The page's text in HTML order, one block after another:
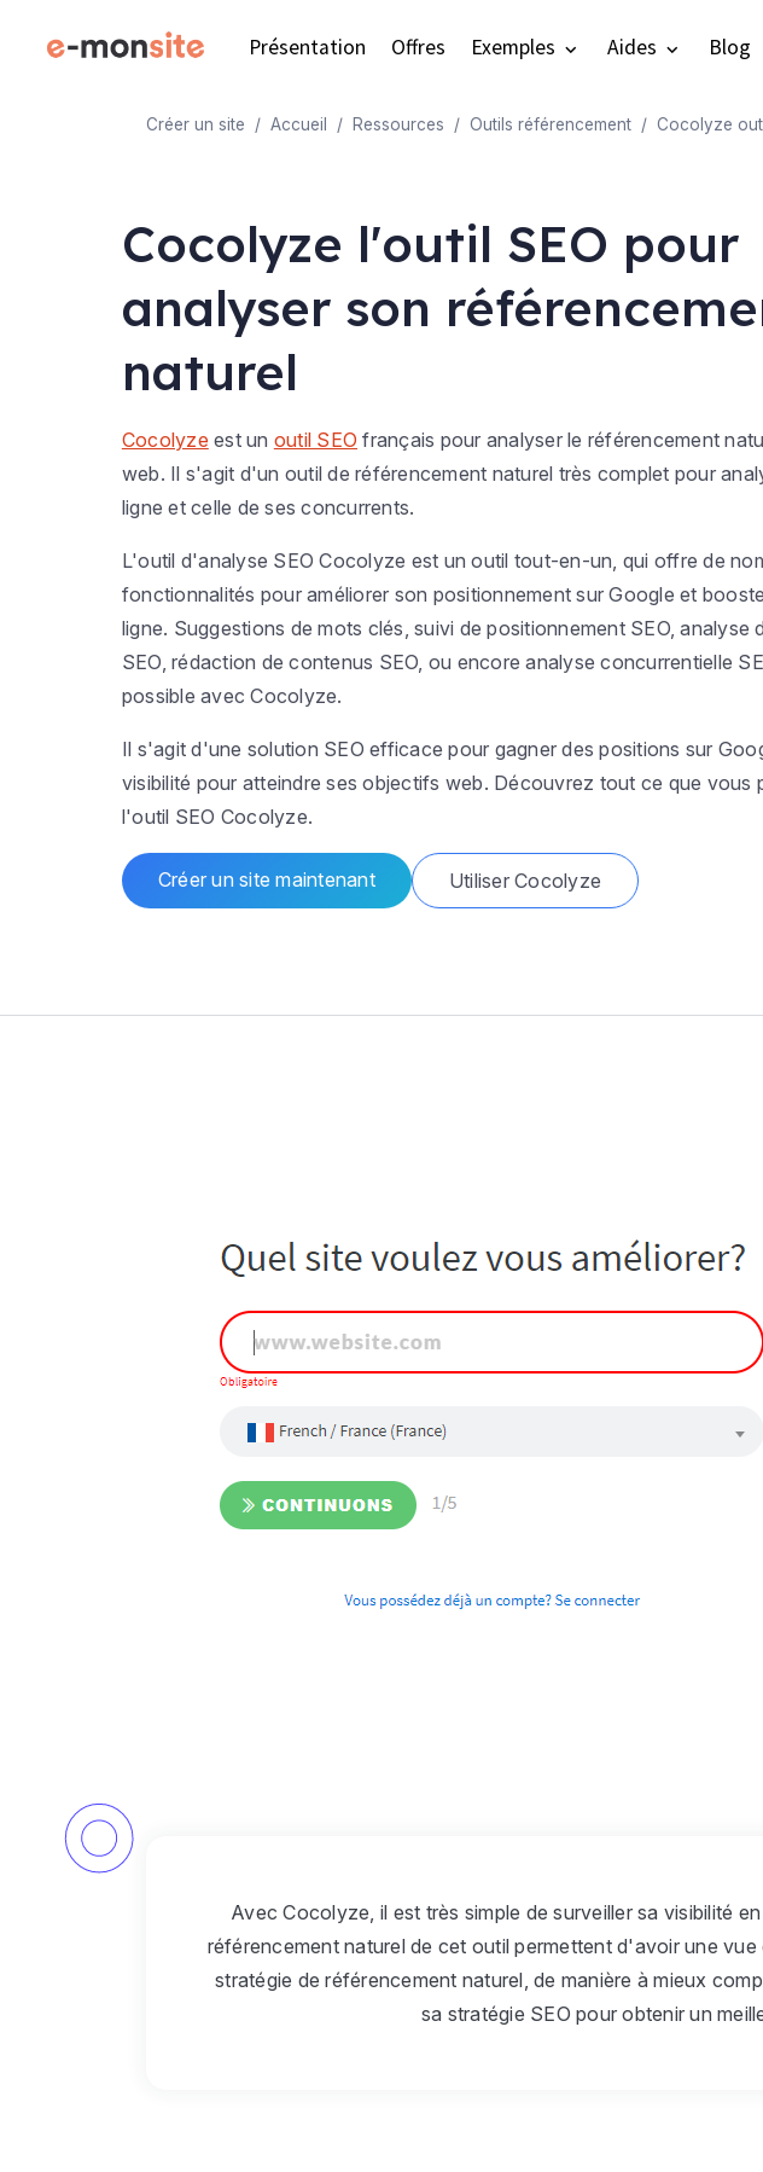
Présentation Offres Exemples Aides Blog
Créer un site Accueil Ressources Outils référencement Cocolyze
Cocolyze l'outil SEO pour
analyser son
naturel
Cocolyze est un outil SEO français pour analyser le référencement
web. Il s'agit d'un outil de référencement naturel très complet pour
ligne et celle de ses concurrents.
L'outil d'analyse SEO Cocolyze est un outil tout-en-un, qui offre de
fonctionnalités pour améliorer son positionnement sur Google et
ligne. Suggestions de mots clés, suivi de positionnement SEO, analyse
SEO, rédaction de contenus SEO, ou encore analyse concurrentielle
possible avec Cocolyze.
Il s'agit d'une solution SEO efficace pour gagner des positions sur
visibilité pour atteindre ses objectifs web. Découvrez tout ce que vous
l'outil SEO Cocolyze.
Créer un site maintenant Utiliser Cocolyze
Avec Cocolyze, il est très simple de surveiller sa visibilité
référencement naturel de cet outil permettent d'avoir une vue
stratégie de référencement naturel, de manière à mieux
sa stratégie SEO pour obtenir un